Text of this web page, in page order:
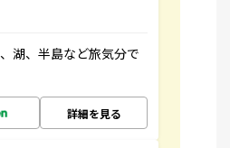
湖、半島など旅気分で
詳細を見る